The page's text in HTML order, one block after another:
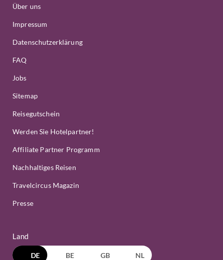
Über uns
Impressum
Datenschutzerklärung
FAQ
Jobs
Sitemap
Reisegutschein
Werden Sie Hotelpartner!
Affiliate Partner Programm
Nachhaltiges Reisen
Travelcircus Magazin
Presse
Land
DE BE GB NL